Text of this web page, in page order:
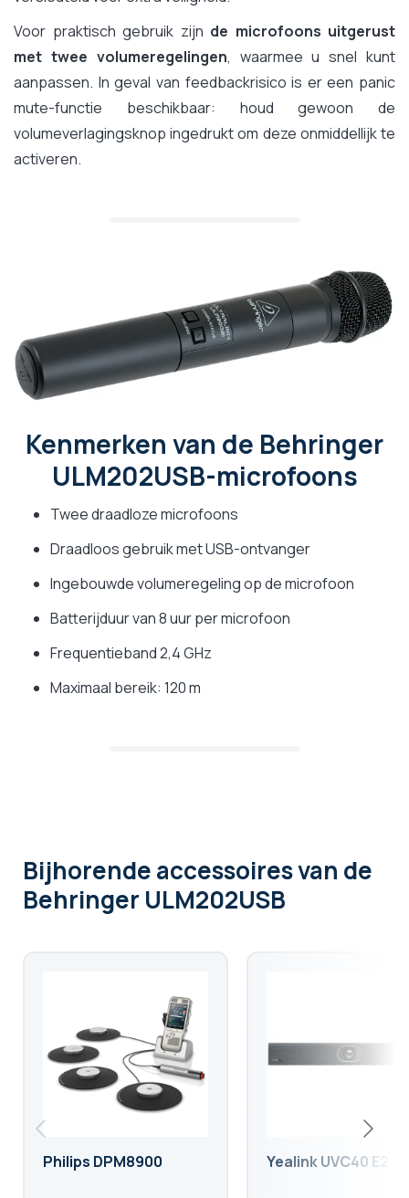
Voor praktisch gebruik zijn de microfoons uitgerust
met twee volumeregelingen, waarmee u snel kunt
aanpassen. In geval van feedbackrisico is er een panic
mute-functie beschikbaar: houd gewoon de
volumeverlagingsknop ingedrukt om deze onmiddellijk te
activeren.
Kenmerken van de Behringer
ULM202USB-microfoons
Twee draadloze microfoons
Draadloos gebruik met USB-ontvanger
Ingebouwde volumeregeling op de microfoon
Batterijduur van 8 uur per microfoon
Frequentieband 2,4 GHz
Maximaal bereik: 120 m
Bijhorende accessoiresvan de
Behringer ULM202USB
Philips DPM8900 Yealink UVC40 E2